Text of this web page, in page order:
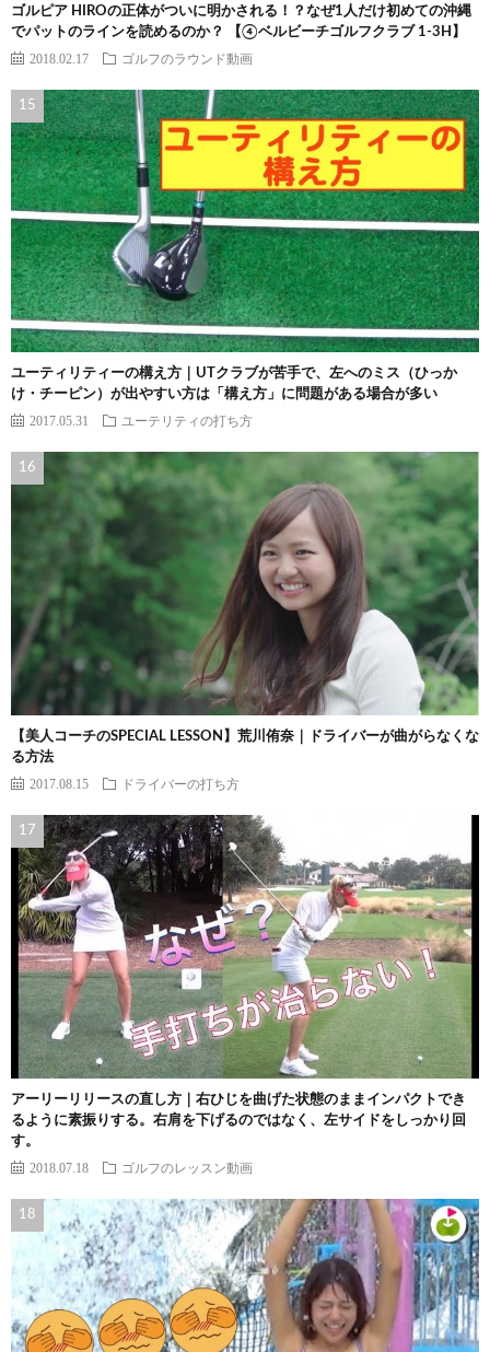
ゴルピア HIROの正体がついに明かされる！？なぜ1人だけ初めての沖縄
でパットのラインを読めるのか？ 【④ベルビーチゴルフクラブ 1-3H】
2018.02.17 ゴルフのラウンド動画
ユーティリティーの構え方｜UTクラブが苦手で、左へのミス（ひっか
け・チーピン）が出やすい方は「構え方」に問題がある場合が多い
2017.05.31 ユーテリティの打ち方
【美人コーチのSPECIAL LESSON】荒川侑奈｜ドライバーが曲がらなくな
る方法
2017.08.15 ドライバーの打ち方
アーリーリリースの直し方｜右ひじを曲げた状態のままインパクトでき
るように素振りする。右肩を下げるのではなく、左サイドをしっかり回
す。
2018.07.18 ゴルフのレッスン動画